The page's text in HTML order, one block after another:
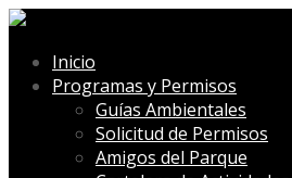
Inicio
Programas y Permisos
Guías Ambientales
Solicitud de Permisos
Amigos del Parque